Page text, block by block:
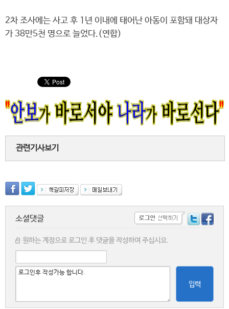
2차 조사에는 사고 후 1년 이내에 태어난 아동이 포함돼 대상자
가 38만5천 명으로 늘었다.(연합)
관련기사보기
소셜댓글
원하는 계정으로 로그인 후 댓글을 작성하여 주십시요.
입력